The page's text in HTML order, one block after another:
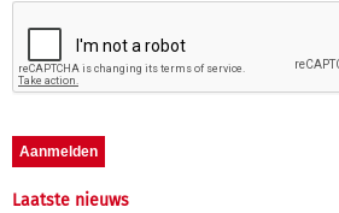
Laatste nieuws